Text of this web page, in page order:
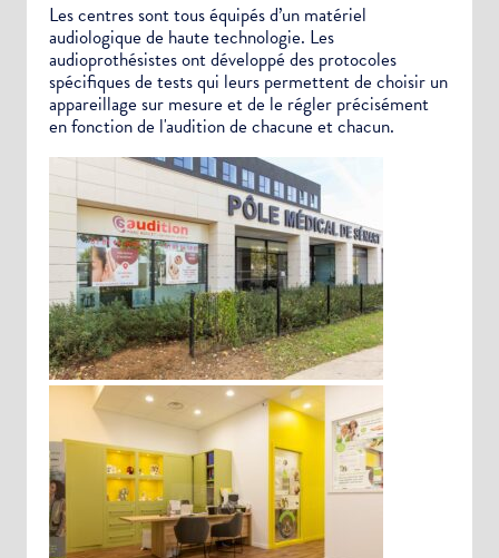
Les centres sont tous équipés d’un matériel
audiologique de haute technologie. Les
audioprothésistes ont développé des protocoles
spécifiques de tests qui leurs permettent de choisir un
appareillage sur mesure et de le régler précisément
en fonction de l'audition de chacune et chacun.
Choisissez votre abonnement :
Alertes Mail
Newsletter Culture
Newsletter Sport et Vie associative
Nom de votre structure
Votre adresse e-mail
Veuillez décrire la modification à apporter